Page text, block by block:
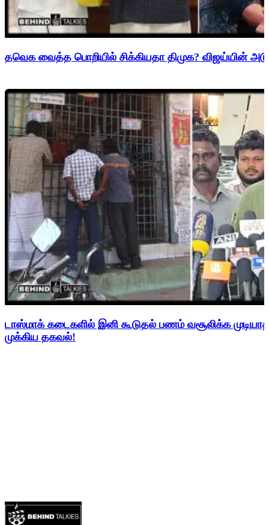
தவெக வைத்த பொறியில் சிக்கியதா திமுக? விஜய்யின்
டாஸ்மாக் கடைகளில் இனி கூடுதல் பணம் வசூலிக்க
முக்கிய தகவல்!